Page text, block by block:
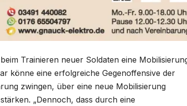
Trainieren neuer Soldaten eine
könne eine erfolgreiche Gegenoffensive der
zwingen, über eine neue Mobilisierung
„Dennoch, dass durch eine